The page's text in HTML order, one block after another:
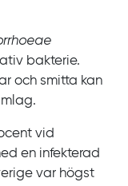
bakterie.
och smitta kan
vid
en infekterad
var högst